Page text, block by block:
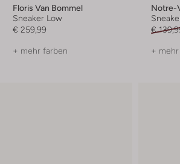
Floris Van Bommel
Sneaker Low
€ 259,99
+ mehr farben
Notre-
€
+